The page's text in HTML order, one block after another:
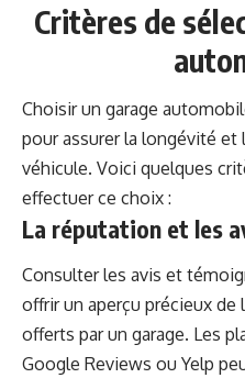
Critères de
Choisir un garage
pour assurer la longévité et
véhicule. Voici quelques
effectuer ce choix :
La réputation et les
Consulter les avis et
offrir un aperçu précieux de
offerts par un garage. Les
Google Reviews ou Yelp